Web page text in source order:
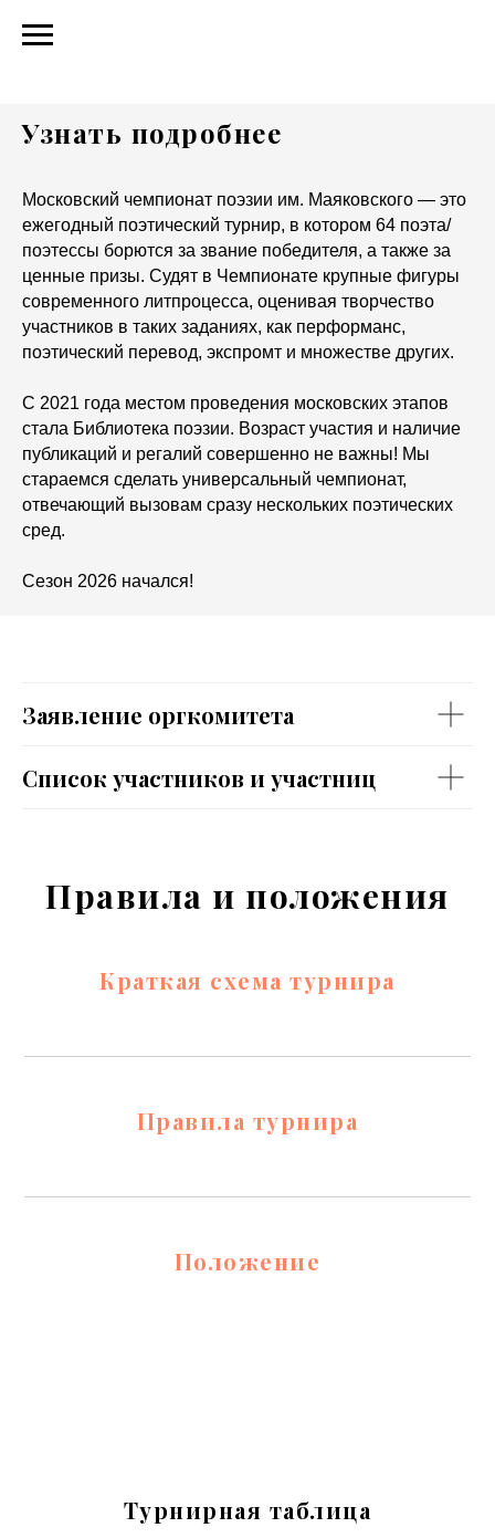
Узнать подробнее
Московский чемпионат поэзии им. Маяковского — это
ежегодный поэтический турнир, в котором 64 поэта/
поэтессы борются за звание победителя, а также за
ценные призы. Судят в Чемпионате крупные фигуры
современного литпроцесса, оценивая творчество
участников в таких заданиях, как перформанс,
поэтический перевод, экспромт и множестве других.
С 2021 года местом проведения московских этапов
стала Библиотека поэзии. Возраст участия и наличие
публикаций и регалий совершенно не важны! Мы
стараемся сделать универсальный чемпионат,
отвечающий вызовам сразу нескольких поэтических
сред.
Сезон 2026 начался!
Заявление оргкомитета
Список участников и участниц
Правила и положения
Краткая схема турнира
Правила турнира
Положение
Турнирная таблица